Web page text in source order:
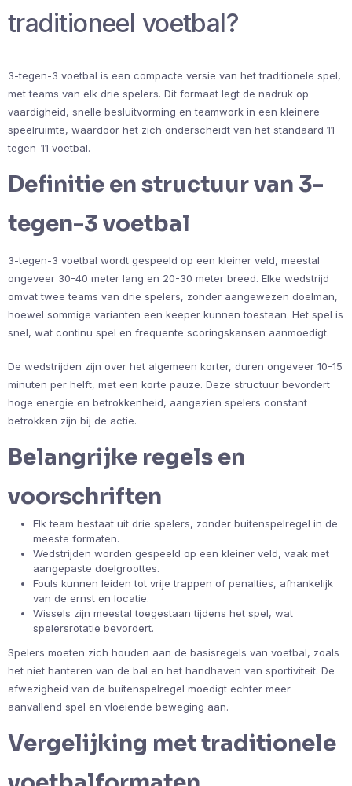
traditioneel voetbal?
3-tegen-3 voetbal is een compacte versie van het traditionele spel,
met teams van elk drie spelers. Dit formaat legt de nadruk op
vaardigheid, snelle besluitvorming en teamwork in een kleinere
speelruimte, waardoor het zich onderscheidt van het standaard 11-
tegen-11 voetbal.
Definitie en structuur van 3-
tegen-3 voetbal
3-tegen-3 voetbal wordt gespeeld op een kleiner veld, meestal
ongeveer 30-40 meter lang en 20-30 meter breed. Elke wedstrijd
omvat twee teams van drie spelers, zonder aangewezen doelman,
hoewel sommige varianten een keeper kunnen toestaan. Het spel is
snel, wat continu spel en frequente scoringskansen aanmoedigt.
De wedstrijden zijn over het algemeen korter, duren ongeveer 10-15
minuten per helft, met een korte pauze. Deze structuur bevordert
hoge energie en betrokkenheid, aangezien spelers constant
betrokken zijn bij de actie.
Belangrijke regels en
voorschriften
Elk team bestaat uit drie spelers, zonder buitenspelregel in de
meeste formaten.
Wedstrijden worden gespeeld op een kleiner veld, vaak met
aangepaste doelgroottes.
Fouls kunnen leiden tot vrije trappen of penalties, afhankelijk
van de ernst en locatie.
Wissels zijn meestal toegestaan tijdens het spel, wat
spelersrotatie bevordert.
Spelers moeten zich houden aan de basisregels van voetbal, zoals
het niet hanteren van de bal en het handhaven van sportiviteit. De
afwezigheid van de buitenspelregel moedigt echter meer
aanvallend spel en vloeiende beweging aan.
Vergelijking met traditionele